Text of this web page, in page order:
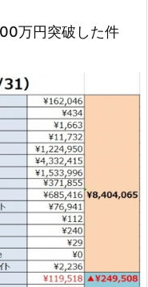
万円突破した件